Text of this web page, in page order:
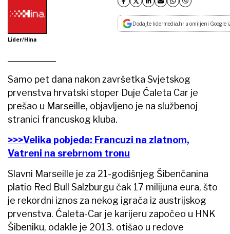
Lider/Hina
Dodajte lidermedia.hr u omiljeni Google
Samo pet dana nakon završetka Svjetskog
prvenstva hrvatski stoper Duje Ćaleta Car je
prešao u Marseille, objavljeno je na službenoj
stranici francuskog kluba.
>>>Velika pobjeda: Francuzi na zlatnom,
Vatreni na srebrnom tronu
Slavni Marseille je za 21-godišnjeg Šibenčanina
platio Red Bull Salzburgu čak 17 milijuna eura, što
je rekordni iznos za nekog igrača iz austrijskog
prvenstva. Ćaleta-Car je karijeru započeo u HNK
Šibeniku, odakle je 2013. otišao u redove